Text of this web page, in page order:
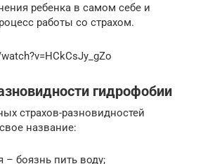
ребенка в самом себе и
работы со страхом.
гидрофобии
страхов-разновидностей
название:
– боязнь пить воду;